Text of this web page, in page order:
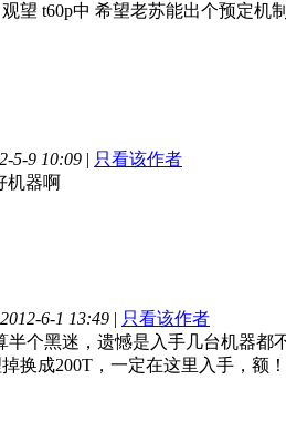
望 t60p中 希望老苏能出个预定机
5-9 10:09 | 只看该作者
机器啊
6-1 13:49 | 只看该作者
半个黑迷，遗憾是入手几台机器都
换成200T，一定在这里入手，额